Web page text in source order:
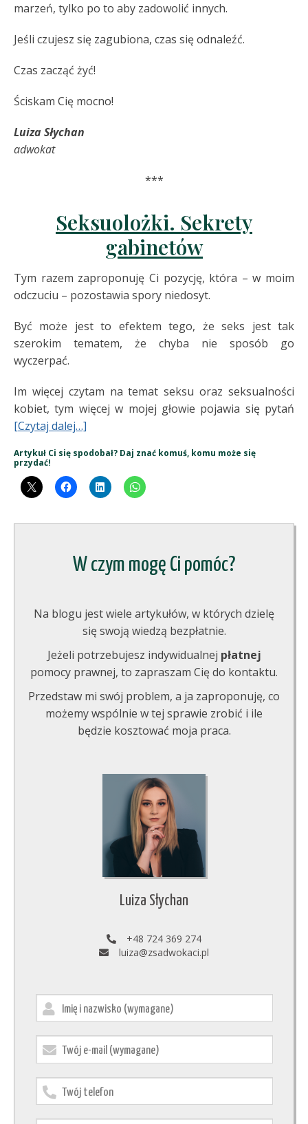
marzeń, tylko po to aby zadowolić innych.
Jeśli czujesz się zagubiona, czas się odnaleźć.
Czas zacząć żyć!
Ściskam Cię mocno!
Luiza Słychan
adwokat
***
Seksuolożki. Sekrety
gabinetów
Tym razem zaproponuję Ci pozycję, która – w moim
odczuciu – pozostawia spory niedosyt.
Być może jest to efektem tego, że seks jest tak
szerokim tematem, że chyba nie sposób go
wyczerpać.
Im więcej czytam na temat seksu oraz seksualności
kobiet, tym więcej w mojej głowie pojawia się pytań
[Czytaj dalej…]
Artykuł Ci się spodobał? Daj znać komuś, komu może się
przydać!
W czym mogę Ci pomóc?
Na blogu jest wiele artykułów, w których dzielę
się swoją wiedzą bezpłatnie.
Jeżeli potrzebujesz indywidualnej płatnej
pomocy prawnej, to zapraszam Cię do kontaktu.
Przedstaw mi swój problem, a ja zaproponuję, co
możemy wspólnie w tej sprawie zrobić i ile
będzie kosztować moja praca.
Luiza Słychan
+48 724 369 274
luiza@zsadwokaci.pl